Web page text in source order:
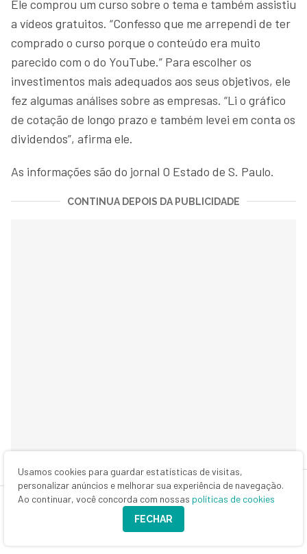
Ele comprou um curso sobre o tema e também assistiu
a vídeos gratuitos. “Confesso que me arrependi de ter
comprado o curso porque o conteúdo era muito
parecido com o do YouTube.” Para escolher os
investimentos mais adequados aos seus objetivos, ele
fez algumas análises sobre as empresas. “Li o gráfico
de cotação de longo prazo e também levei em conta os
dividendos”, afirma ele.
As informações são do jornal O Estado de S. Paulo.
CONTINUA DEPOIS DA PUBLICIDADE
Usamos cookies para guardar estatísticas de visitas,
personalizar anúncios e melhorar sua experiência de navegação.
Ao continuar, você concorda com nossas políticas de cookies
FECHAR